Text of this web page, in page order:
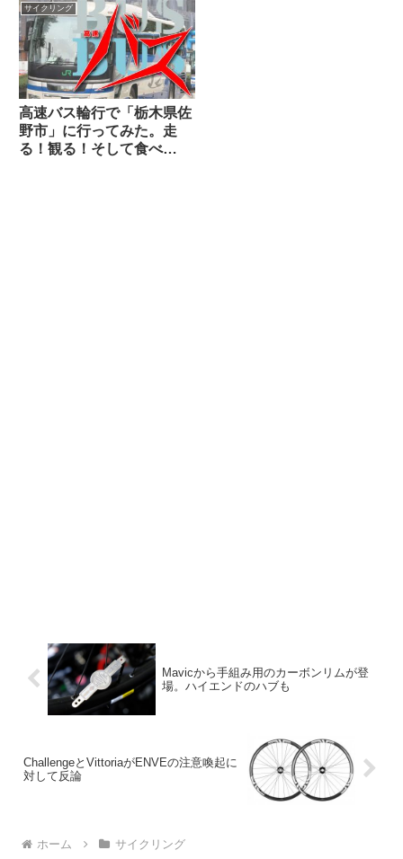
コースを「完食」せよ！
サイクリング
高速バス輪行で「栃木県佐
野市」に行ってみた。走
る！観る！そして食べ
Mavicから手組み用のカーボンリムが登
場。ハイエンドのハブも
ChallengeとVittoriaがENVEの注意喚起に
対して反論
ホーム サイクリング